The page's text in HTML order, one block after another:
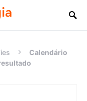
Calendário